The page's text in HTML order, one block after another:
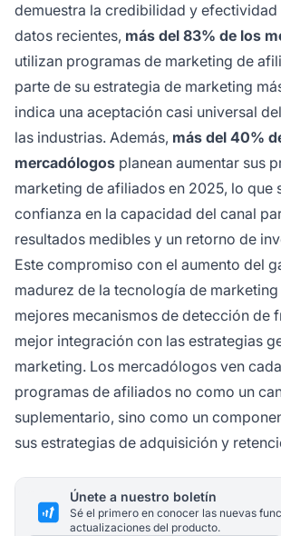
demuestra la credibilidad y efectividad
datos recientes, más del 83% de los
utilizan programas de marketing de
parte de su estrategia de marketing
indica una aceptación casi universal
las industrias. Además, más del 40%
mercadólogos planean aumentar sus
marketing de afiliados en 2025, lo que
confianza en la capacidad del canal
resultados medibles y un retorno de
Este compromiso con el aumento del
madurez de la tecnología de
mejores mecanismos de detección de
mejor integración con las estrategias
marketing. Los mercadólogos ven
programas de afiliados no como un
suplementario, sino como un
sus estrategias de adquisición y
Únete a nuestro boletín
Sé el primero en conocer las nuevas
actualizaciones del producto.